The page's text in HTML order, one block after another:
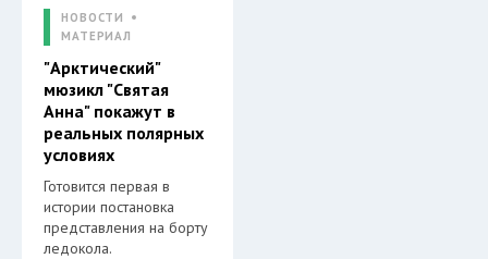
НОВОСТИ
МАТЕРИАЛ
"Арктический"
мюзикл "Святая
Анна" покажут в
реальных полярных
условиях
Готовится первая в
истории постановка
представления на борту
ледокола.